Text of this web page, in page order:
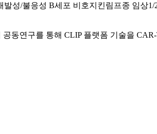
성/불응성 B세포 비호지킨림프종 임상
동연구를 통해 CLIP 플랫폼 기술을